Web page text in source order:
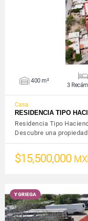
400 m²
3
Casa
RESIDENCIA TIPO
Residencia Tipo
Descubre una
$15,500,000
Y GRIEGA